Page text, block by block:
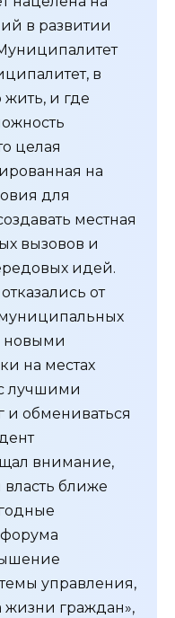
в развитии
в
и где
целая
на
для
местная
вызовов и
идей.
от
новыми
на местах
лучшими
и обмениваться
внимание,
ближе
управления,
жизни граждан»,